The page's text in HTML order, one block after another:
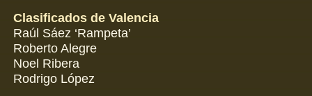
Clasificados de Valencia
Raúl Sáez ‘Rampeta’
Roberto Alegre
Noel Ribera
Rodrigo López